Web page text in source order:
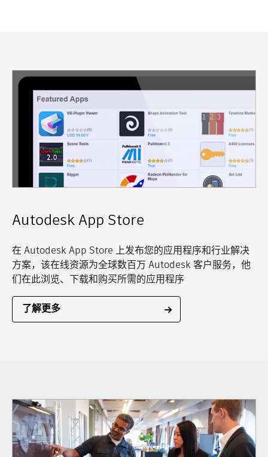
Autodesk App Store
在 Autodesk App Store 上发布您的应用程序和行业解决
方案，该在线资源为全球数百万 Autodesk 客户服务，他
们在此浏览、下载和购买所需的应用程序
了解更多